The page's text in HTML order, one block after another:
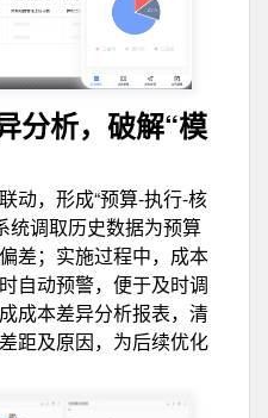
析， 破解“模
动，形成“预算-执行-核
统调取历史数据为预算
差；实施过程中，成本
自动预警，便于及时调
成本差异分析报表，清
距及原因，为后续优化